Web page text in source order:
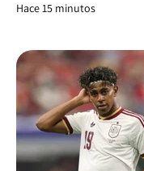
Hace 15 minutos